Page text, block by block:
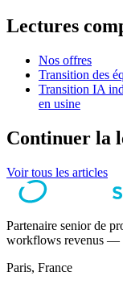
Lectures
Nos offres
Transition des
Transition IA
en usine
Continuer la
Voir tous les articles
Partenaire senior de
workflows revenus —
Paris, France